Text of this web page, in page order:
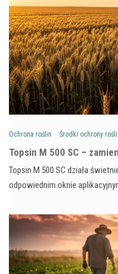
Ochrona roślin Środki ochrony
Topsin M 500 SC –
Topsin M 500 SC działa
odpowiednim oknie